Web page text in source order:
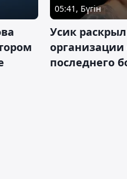
05:41, Бүгін
Усик
организации
последнего